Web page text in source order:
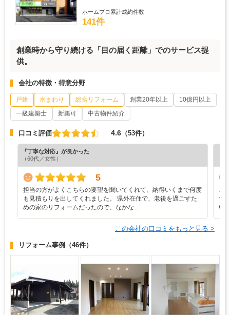
ホームプロ累計成約件数
141件
創業時から守り続ける「目の届く距離」でのサービス提
供。
会社の特徴・得意分野
戸建 水まわり 総合リフォーム 創業20年以上
10億円以上
一級建築士
新築可 中古物件紹介
口コミ評価 4.6 （53件）
『丁寧な対応』が良かった
（60代／女性）
5
担当の方がよくこちらの要望を聞いてくれて、納得いくまで何度
も見積もりを出してくれました。 県外在住で、老後を過ごすた
めの家のリフォームだったので、なかな…
こ
す
い
この会社の口コミをもっと見る >
リフォーム事例 （46件）